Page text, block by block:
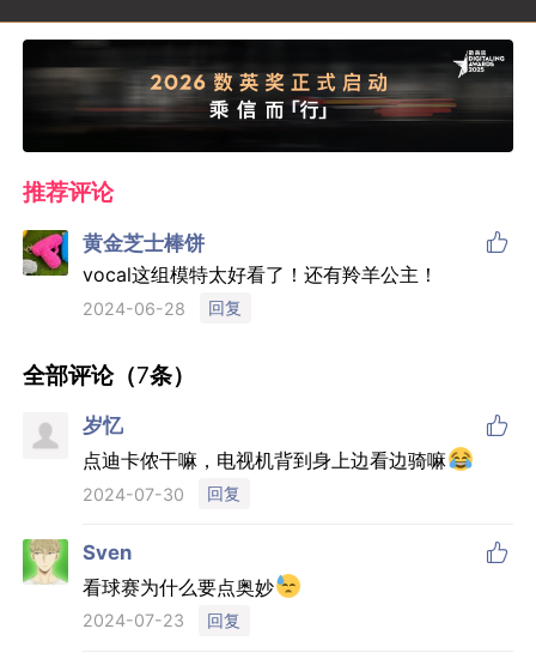
推荐评论
黄金芝士棒饼 
vocal这组模特太好看了！还有羚羊公主！
2024-06-28 回复
全部评论（7条）
岁忆 
点迪卡侬干嘛，电视机背到身上边看边骑嘛
2024-07-30 回复
Sven 
看球赛为什么要点奥妙
2024-07-23 回复